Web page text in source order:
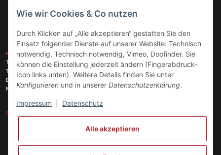
Abonnieren
KONTAKT
Telefon:+49 (0)6074 816 08 0
Telefax:
+49 (0)6074 215 08 60
E-Mail:
info@meinhausgeraetedoc.de
Max Planck Str. 6 c, 63322 Rödermark
GESETZLICHE INFORMATIONEN
ZAHLUNGSARTEN
VERSANDARTEN
Vertrag widerrufen
Wie wir Cookies & Co nutzen
Durch Klicken auf „Alle akzeptieren“ gestatten Sie den
Einsatz folgender Dienste auf unserer Website: Technisch
notwendig, Technisch notwendig, Vimeo, Doofinder. Sie
können die Einstellung jederzeit ändern (Fingerabdruck-
Icon links unten). Weitere Details finden Sie unter
Konfigurieren und in unserer Datenschutzerklärung.
Impressum Datenschutz
Alle akzeptieren